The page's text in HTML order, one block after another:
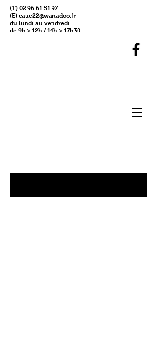
(T) 02 96 61 51 97
(E) caue22@wanadoo.fr
du lundi au vendredi
de 9h > 12h / 14h > 17h30